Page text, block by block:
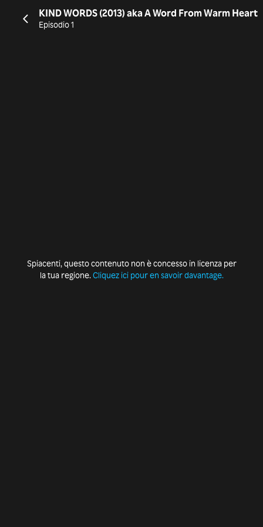
KIND WORDS (2013) aka A Word From Warm Heart
Episodio 1
Spiacenti, questo contenuto non è concesso in licenza per
la tua regione. Cliquez ici pour en savoir davantage.